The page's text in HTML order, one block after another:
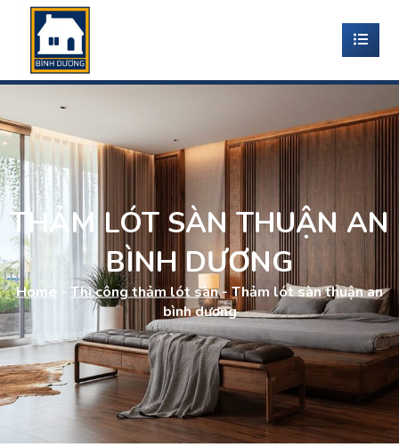
THẢM LÓT SÀN THUẬN AN
BÌNH DƯƠNG
Home - Thi công thảm lót sàn-Thảm lót sàn thuận an
bình dương